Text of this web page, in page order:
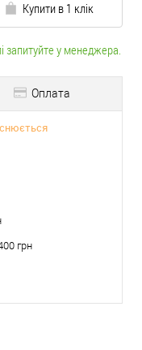
Купити в 1 клік
запитуйте у менеджера.
Оплата
грн